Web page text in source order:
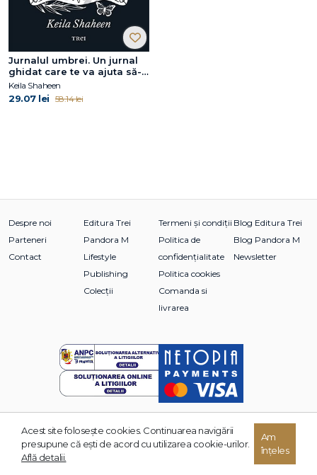
Jurnalul umbrei. Un jurnal
ghidat care te va ajuta să-ți
identifici, să integrezi și să-
ți depășești umbrele
Keila Shaheen
29.07 lei 58.14 lei
Despre noi
Parteneri
Contact
Editura Trei
Pandora M
Lifestyle
Publishing
Colecții
Termeni și condiții
Politica de
confidențialitate
Politica cookies
Comanda si
livrarea
Blog Editura Trei
Blog Pandora M
Newsletter
© 2026 Grupul Editorial TREI. Toate drepturile rezervate.
Acest site foloseşte cookies. Continuarea navigării
presupune că eşti de acord cu utilizarea cookie-urilor.
Află detalii.
Am
înțeles